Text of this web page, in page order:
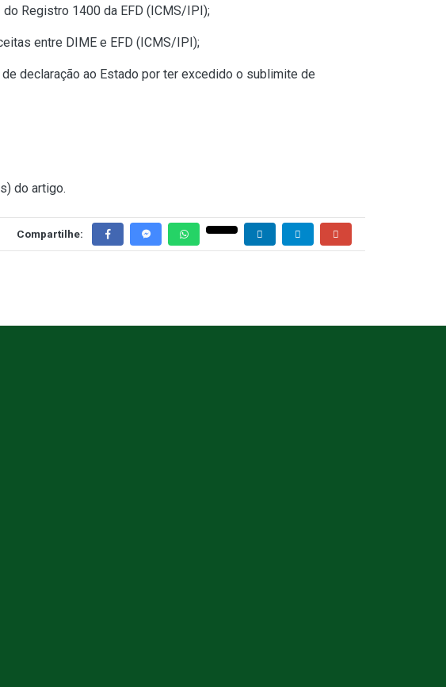
Registro 1400 da EFD (ICMS/IPI);
entre DIME e EFD (ICMS/IPI);
declaração ao Estado por ter excedido o sublimite de
do artigo.
Compartilhe: